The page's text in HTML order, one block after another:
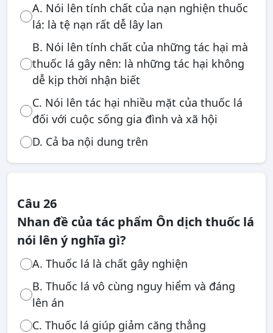
A. Nói lên tính chất của nạn nghiện thuốc
lá: là tệ nạn rất dễ lây lan
B. Nói lên tính chất của những tác hại mà
thuốc lá gây nên: là những tác hại không
dễ kịp thời nhận biết
C. Nói lên tác hại nhiều mặt của thuốc lá
đối với cuộc sống gia đình và xã hội
D. Cả ba nội dung trên
Câu 26
Nhan đề của tác phẩm Ôn dịch thuốc lá
nói lên ý nghĩa gì?
A. Thuốc lá là chất gây nghiện
B. Thuốc lá vô cùng nguy hiểm và đáng
lên án
C. Thuốc lá giúp giảm căng thẳng